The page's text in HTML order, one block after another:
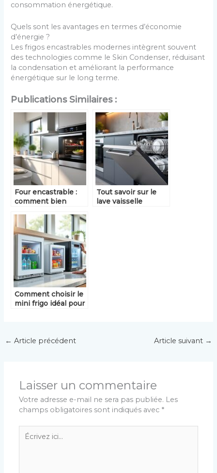
consommation énergétique.
Quels sont les avantages en termes d’économie
d’énergie ?
Les frigos encastrables modernes intègrent souvent
des technologies comme le Skin Condenser, réduisant
la condensation et améliorant la performance
énergétique sur le long terme.
Publications Similaires :
Four encastrable :
comment bien
adapté à votre
cuisine
Tout savoir sur le
lave vaisselle
Comment choisir le
mini frigo idéal pour
← Article précédent Article suivant →
Laisser un commentaire
Votre adresse e-mail ne sera pas publiée. Les
champs obligatoires sont indiqués avec *
Écrivez
ici…